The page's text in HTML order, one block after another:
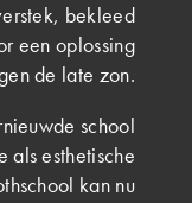
bekleed
een oplossing
de late zon.
school
esthetische
kan nu